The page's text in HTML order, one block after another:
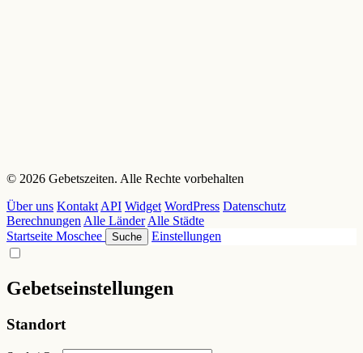
© 2026 Gebetszeiten. Alle Rechte vorbehalten
Über uns Kontakt API Widget WordPress Datenschutz
Berechnungen Alle Länder Alle Städte
Startseite Moschee Suche Einstellungen
Gebetseinstellungen
Standort